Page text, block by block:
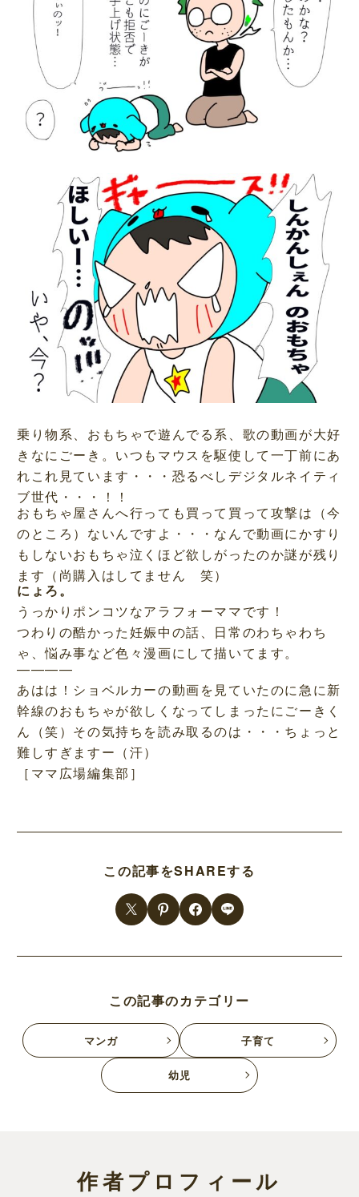
乗り物系、おもちゃで遊んでる系、歌の動画が大好
きなにごーき。いつもマウスを駆使して一丁前にあ
れこれ見ています・・・恐るべしデジタルネイティ
ブ世代・・・！！
おもちゃ屋さんへ行っても買って買って攻撃は（今
のところ）ないんですよ・・・なんで動画にかすり
もしないおもちゃ泣くほど欲しがったのか謎が残り
ます（尚購入はしてません 笑）
にょろ。
うっかりポンコツなアラフォーママです！
つわりの酷かった妊娠中の話、日常のわちゃわち
ゃ、悩み事など色々漫画にして描いてます。
————
あはは！ショベルカーの動画を見ていたのに急に新
幹線のおもちゃが欲しくなってしまったにごーきく
ん（笑）その気持ちを読み取るのは・・・ちょっと
難しすぎますー（汗）
［ママ広場編集部］
この記事をSHAREする
この記事のカテゴリー
マンガ 子育て
幼児
作者プロフィール